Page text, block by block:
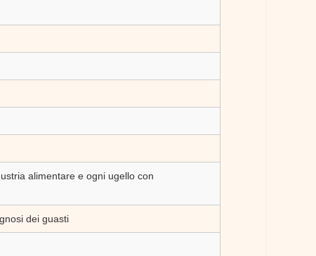
alimentare e ogni ugello con
dei guasti